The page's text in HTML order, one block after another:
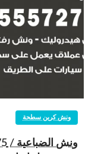
ونش كرين سطحة